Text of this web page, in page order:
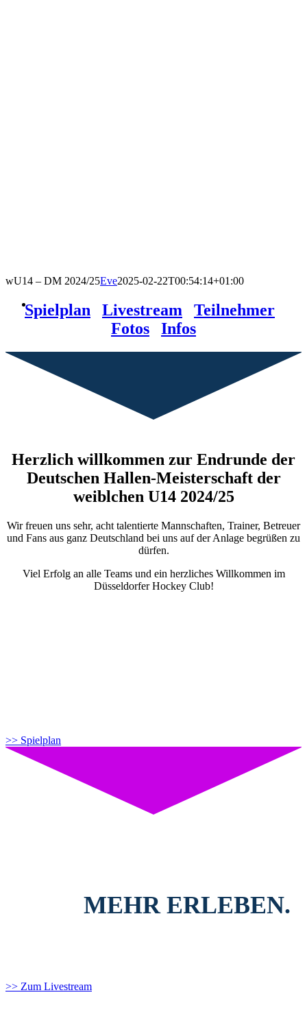
wU14 – DM 2024/25Eve2025-02-22T00:54:14+01:00
Spielplan Livestream Teilnehmer
Fotos
Infos
Herzlich willkommen zur Endrunde der
Deutschen Hallen-Meisterschaft der
weiblchen U14 2024/25
Wir freuen uns sehr, acht talentierte Mannschaften, Trainer, Betreuer
und Fans aus ganz Deutschland bei uns auf der Anlage begrüßen zu
dürfen.
Viel Erfolg an alle Teams und ein herzliches Willkommen im
Düsseldorfer Hockey Club!
>> Spielplan
MEHR ERLEBEN.
>> Zum Livestream